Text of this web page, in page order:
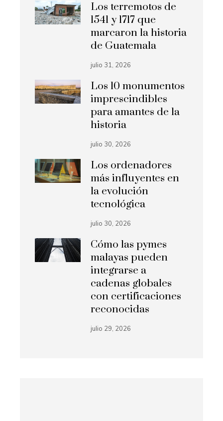
Los terremotos de
1541 y 1717 que
marcaron la historia
de Guatemala
julio 31, 2026
Los 10 monumentos
imprescindibles
para amantes de la
historia
julio 30, 2026
Los ordenadores
más influyentes en
la evolución
tecnológica
julio 30, 2026
Cómo las pymes
malayas pueden
integrarse a
cadenas globales
con certificaciones
reconocidas
julio 29, 2026